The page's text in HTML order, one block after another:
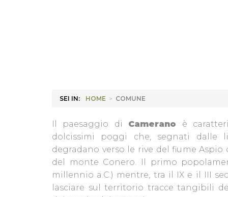
SEI IN: HOME > COMUNE
Il paesaggio di Camerano è
dolcissimi poggi che, segnati dalle
degradano verso le rive del fiume Aspio
del monte Conero. Il primo
millennio a.C.) mentre, tra il IX e il III
lasciare sul territorio tracce tangibili